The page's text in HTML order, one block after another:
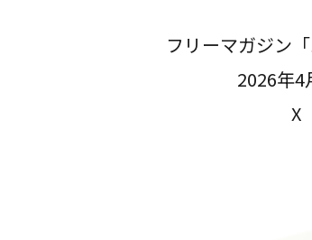
フリーマガジン
2026年4
X